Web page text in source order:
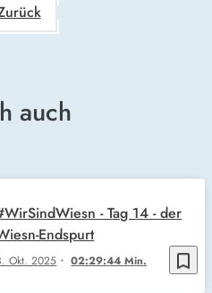
auch
bookmark_border
Okt. 2025 02:29:44 Min.
- Tag 14 - der
Endspurt